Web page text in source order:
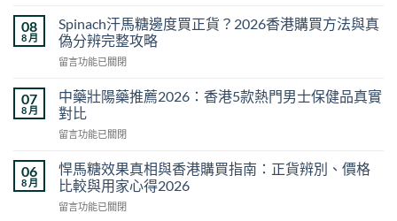
而
鋼
正
品
格
比
較
｜
香
港
貨
08
8 月
Spinach汗馬糖邊度買正貨？2026香港購買方法與真
偽分辨完整攻略
在
汗
馬
糖
邊
買
正
貨？
2026
留言功能已關閉
07
8 月
中藥壯陽藥推薦2026：香港5款熱門男士保健品真實
對比
在
藥
壯
陽
藥
留言功能已關閉
06
8 月
悍馬糖效果真相與香港購買指南：正貨辨別、價格
比較與用家心得2026
在
留言功能已關閉